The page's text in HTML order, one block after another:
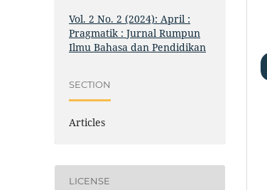
Vol. 2 No. 2 (2024): April :
Pragmatik : Jurnal Rumpun
Ilmu Bahasa dan Pendidikan
SECTION
Articles
LICENSE